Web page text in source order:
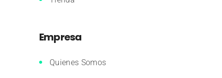
Empresa
Quienes Somos